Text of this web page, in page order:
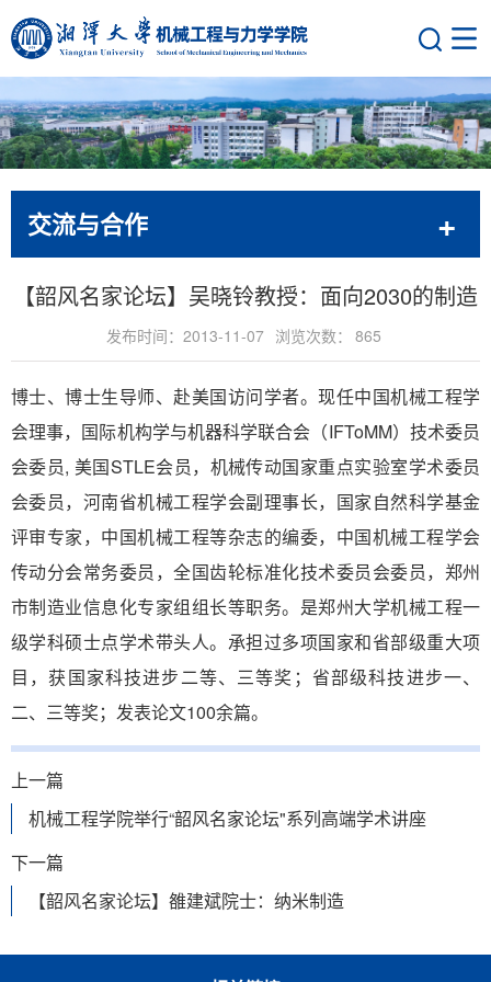
交流与合作
【韶风名家论坛】吴晓铃教授：面向2030的制造
发布时间：2013-11-07 浏览次数： 865
博士、博士生导师、赴美国访问学者。现任中国机械工程学
会理事，国际机构学与机器科学联合会（IFToMM）技术委员
会委员, 美国STLE会员，机械传动国家重点实验室学术委员
会委员，河南省机械工程学会副理事长，国家自然科学基金
评审专家，中国机械工程等杂志的编委，中国机械工程学会
传动分会常务委员，全国齿轮标准化技术委员会委员，郑州
市制造业信息化专家组组长等职务。是郑州大学机械工程一
级学科硕士点学术带头人。承担过多项国家和省部级重大项
目，获国家科技进步二等、三等奖；省部级科技进步一、
二、三等奖；发表论文100余篇。
上一篇
机械工程学院举行“韶风名家论坛"系列高端学术讲座
下一篇
【韶风名家论坛】雒建斌院士：纳米制造